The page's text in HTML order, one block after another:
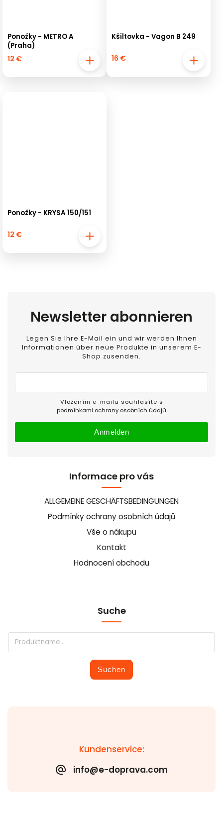
Ponožky - METRO A
(Praha)
12 €
Kšiltovka - Vagon B 249
16 €
Ponožky - KRYSA 150/151
12 €
Kundenservice:
info@e-doprava.com
Informace pro vás
ALLGEMEINE GESCHÄFTSBEDINGUNGEN
Podmínky ochrany osobních údajů
Vše o nákupu
Kontakt
Hodnocení obchodu
Newsletter abonnieren
Legen Sie Ihre E-Mail ein und wir werden Ihnen
Informationen über neue Produkte in unserem E-
Shop zusenden.
podmínkami ochrany osobních údajů
Anmelden
Suche
Suchen